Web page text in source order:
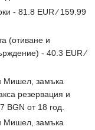
- 81.8 EUR ∕ 159.99
(отиване и
- 40.3 EUR ∕
Мишел, замъка
резервация и
BGN от 18 год.
Мишел, замъка